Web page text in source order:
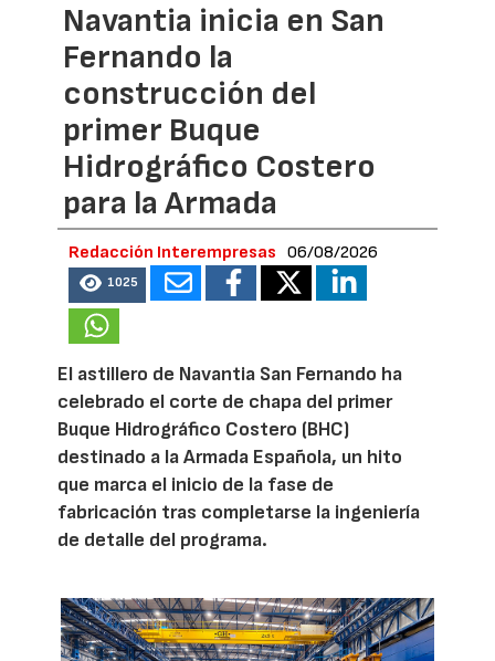
Navantia inicia en San
Fernando la
construcción del
primer Buque
Hidrográfico Costero
para la Armada
Redacción Interempresas 06/08/2026
1025
El astillero de Navantia San Fernando ha
celebrado el corte de chapa del primer
Buque Hidrográfico Costero (BHC)
destinado a la Armada Española, un hito
que marca el inicio de la fase de
fabricación tras completarse la ingeniería
de detalle del programa.